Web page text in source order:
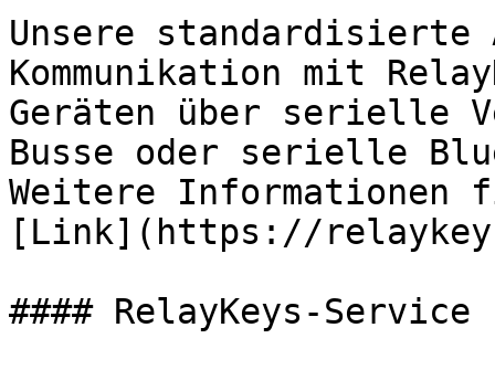
Unsere
Kommunikation mit
Geräten über serielle
Busse oder serielle
Weitere Informationen
[Link](https://
#### RelayKeys-